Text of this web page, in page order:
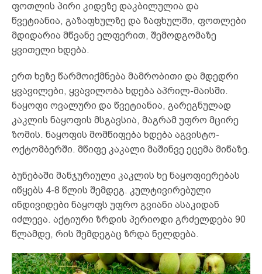
ფოთლის პირი კიდეზე დაკბილულია და
წვეტიანია, გაზაფხულზე და ზაფხულში, ფოთლები
მდიდარია მწვანე ელფერით, შემოდგომაზე
ყვითელი ხდება.
ერთ ხეზე წარმოიქმნება მამრობითი და მდედრი
ყვავილები, ყვავილობა ხდება აპრილ-მაისში.
ნაყოფი ოვალური და წვეტიანია, გარეგნულად
კაკლის ნაყოფის მსგავსია, მაგრამ უფრო მცირე
ზომის. ნაყოფის მომწიფება ხდება აგვისტო-
ოქტომბერში. მწიფე კაკალი მაშინვე ეცემა მიწაზე.
ბუნებაში მანჯურიული კაკლის ხე ნაყოფიერებას
იწყებს 4-8 წლის შემდეგ. კულტივირებული
ინდივიდები ნაყოფს უფრო გვიანი ასაკიდან
იძლევა. აქტიური ზრდის პერიოდი გრძელდება 90
წლამდე, რის შემდეგაც ზრდა ნელდება.